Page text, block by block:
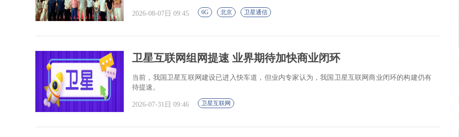
2026-08-07日 09:45 6G 北京 卫星通信
卫星互联网组网提速 业界期待加快商业闭环
当前，我国卫星互联网建设已进入快车道，但业内专家认为，我国卫星互联网商业闭环的构建仍有
待提速。
2026-07-31日 09:46 卫星互联网